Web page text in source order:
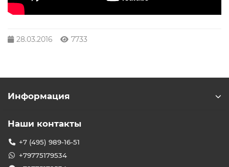
28.03.2016 7733
Информация
Наши контакты
+7 (495) 989-16-51
+79775179534